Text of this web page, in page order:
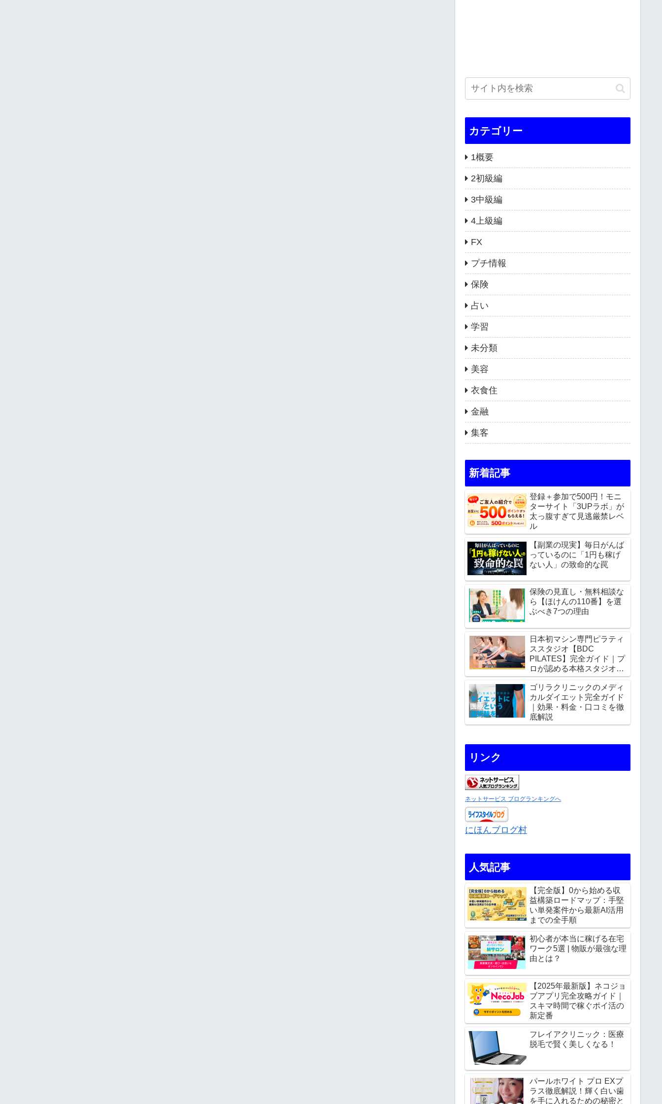
カテゴリー
1概要
2初級編
3中級編
4上級編
FX
プチ情報
保険
占い
学習
未分類
美容
衣食住
金融
集客
新着記事
登録＋参加で500円！モニ
ターサイト「3UPラボ」が
太っ腹すぎて見逃厳禁レベ
ル
【副業の現実】毎日がんば
っているのに「1円も稼げ
ない人」の致命的な罠
保険の見直し・無料相談な
ら【ほけんの110番】を選
ぶべき7つの理由
日本初マシン専門ピラティ
ススタジオ【BDC
PILATES】完全ガイド｜プ
ロが認める本格スタジオの
魅力を徹底解説
ゴリラクリニックのメディ
カルダイエット完全ガイド
｜効果・料金・口コミを徹
底解説
リンク
ネットサービス ブログランキングへ
にほんブログ村
人気記事
【完全版】0から始める収
益構築ロードマップ：手堅
い単発案件から最新AI活用
までの全手順
初心者が本当に稼げる在宅
ワーク5選 | 物販が最強な理
由とは？
【2025年最新版】ネコジョ
ブアプリ完全攻略ガイド｜
スキマ時間で稼ぐポイ活の
新定番
フレイアクリニック：医療
脱毛で賢く美しくなる！
パールホワイト プロ EXプ
ラス徹底解説！輝く白い歯
を手に入れるための秘密と